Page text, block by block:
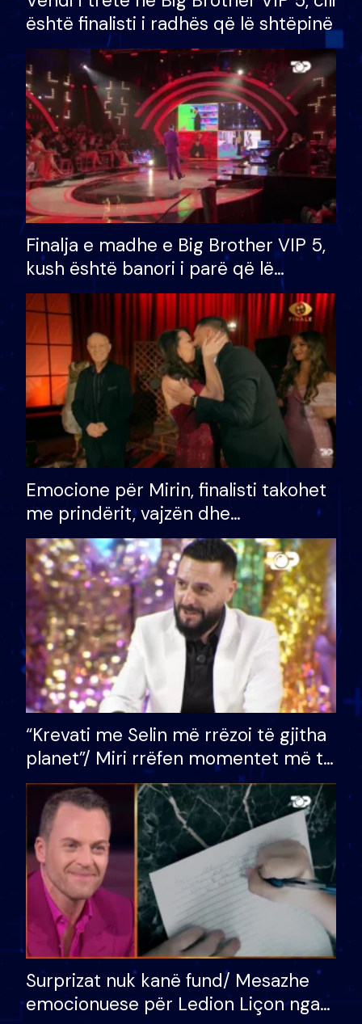
është finalisti i radhës që lë shtëpinë
Finalja e madhe e Big Brother VIP 5,
kush është banori i parë që lë
shtëpinë dhe humb mundësinë për
të fituar çmimin e madh
Emocione për Mirin, finalisti takohet
me prindërit, vajzën dhe
bashkëshorten: S’kemi ndonjë letër
divorci apo jo?
“Krevati me Selin më rrëzoi të gjitha
planet”/ Miri rrëfen momentet më të
bukura në shtëpinë e BB VIP: Do më
mungojë zilja e mëngjesit kur…
Surprizat nuk kanë fund/ Mesazhe
emocionuese për Ledion Liçon nga